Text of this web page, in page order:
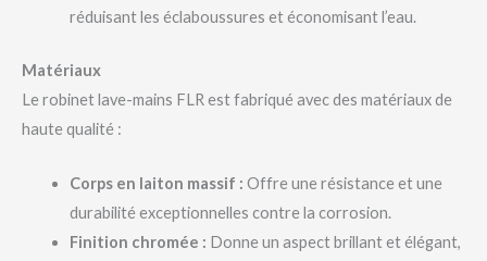
réduisant les éclaboussures et économisant l’eau.
Matériaux
Le robinet lave-mains FLR est fabriqué avec des matériaux de
haute qualité :
Corps en laiton massif : Offre une résistance et une
durabilité exceptionnelles contre la corrosion.
Finition chromée : Donne un aspect brillant et élégant,